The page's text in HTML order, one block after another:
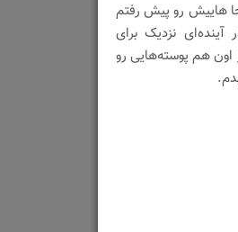
هاییش رو پیش رفتم
نزدیک برای
هم پوسته‌هایی رو